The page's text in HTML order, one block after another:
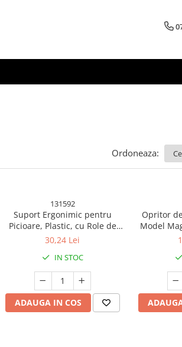
Ordoneaza:
131592
Suport Ergonimic pentru
Picioare, Plastic, cu Role de
Masaj pentru Talpi, pentru
Detasabila 33.5x24x12 cm, Alb
30,24 Lei
IN STOC
ADAUGA IN COS
Opritor
Model
de